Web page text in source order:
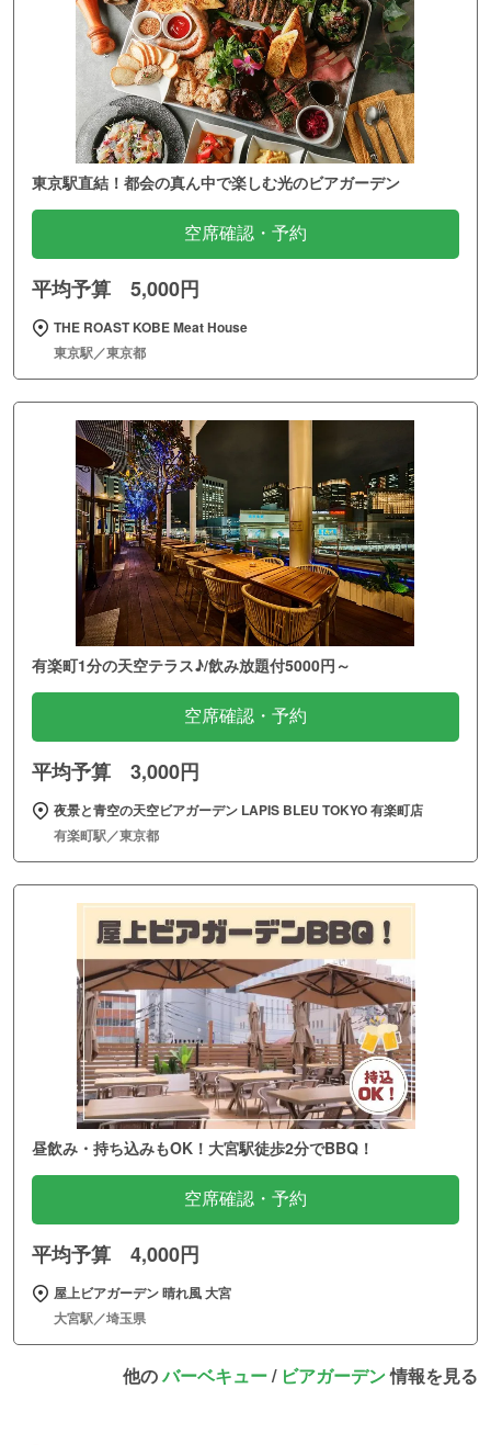
東京駅直結！都会の真ん中で楽しむ光のビアガーデン
空席確認・予約
平均予算 5,000円
THE ROAST KOBE Meat House
東京駅／東京都
有楽町1分の天空テラス♪/飲み放題付5000円～
空席確認・予約
平均予算 3,000円
夜景と青空の天空ビアガーデン LAPIS BLEU TOKYO 有楽町店
有楽町駅／東京都
昼飲み・持ち込みもOK！大宮駅徒歩2分でBBQ！
空席確認・予約
平均予算 4,000円
屋上ビアガーデン 晴れ風 大宮
大宮駅／埼玉県
他のバーベキュー/ ビアガーデン情報を見る